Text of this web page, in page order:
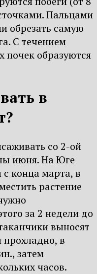
Пальцами
обрезать самую
С течением
почек образуются
в
со 2-ой
июня. На Юге
конца марта, в
растение
за 2 недели до
выносят
прохладно, в
затем
часов.